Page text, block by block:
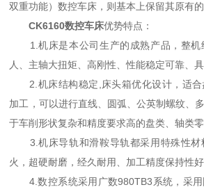
双重功能）数控车床，则基本上保留其原有的
CK6160数控车床优势特点：
1.机床是本公司生产的成熟产品，整机
人、主轴大扭矩、高刚性、性能稳定可靠、
2.机床结构稳定,床头箱优化设计，适合
加工，可以进行直线、圆弧、公英制螺纹、
于车削形状复杂和精度要求高的盘类、轴类零
3.机床导轨和滑鞍导轨都采用特殊性材
火，超硬耐磨，经久耐用、加工精度保持性好
4.数控系统采用广数980TB3系统，采用